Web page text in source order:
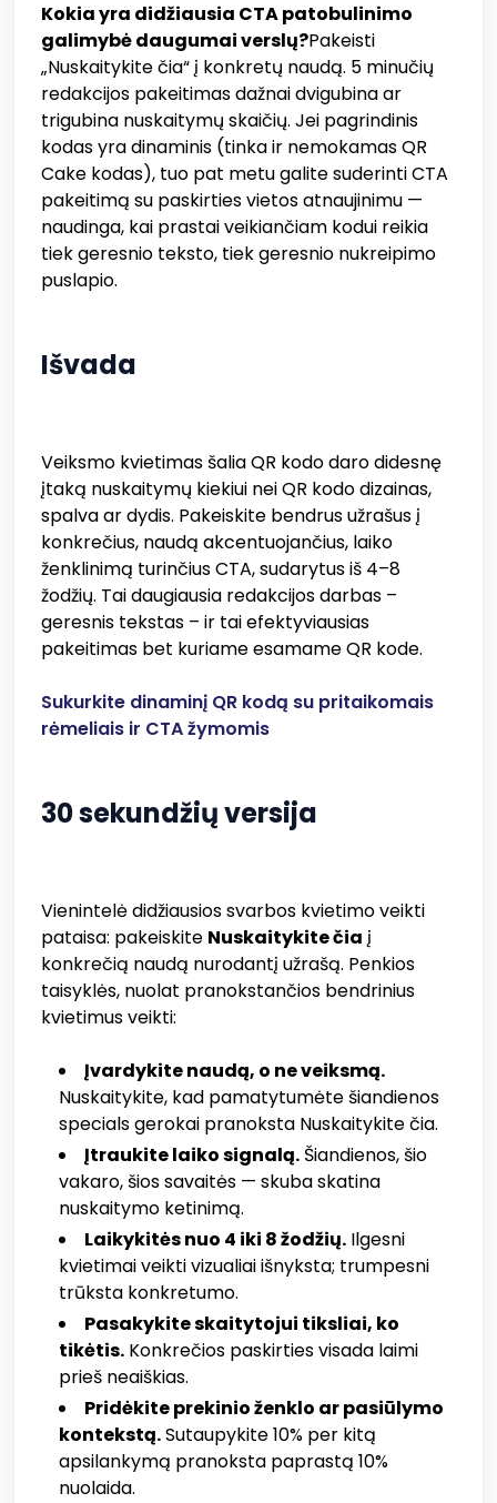
Kokia yra didžiausia CTA patobulinimo
galimybė daugumai verslų?Pakeisti
„Nuskaitykite čia“ į konkretų naudą. 5 minučių
redakcijos pakeitimas dažnai dvigubina ar
trigubina nuskaitymų skaičių. Jei pagrindinis
kodas yra dinaminis (tinka ir nemokamas QR
Cake kodas), tuo pat metu galite suderinti CTA
pakeitimą su paskirties vietos atnaujinimu —
naudinga, kai prastai veikiančiam kodui reikia
tiek geresnio teksto, tiek geresnio nukreipimo
puslapio.
Išvada
Veiksmo kvietimas šalia QR kodo daro didesnę
įtaką nuskaitymų kiekiui nei QR kodo dizainas,
spalva ar dydis. Pakeiskite bendrus užrašus į
konkrečius, naudą akcentuojančius, laiko
ženklinimą turinčius CTA, sudarytus iš 4–8
žodžių. Tai daugiausia redakcijos darbas –
geresnis tekstas – ir tai efektyviausias
pakeitimas bet kuriame esamame QR kode.
Sukurkite dinaminį QR kodą su pritaikomais
rėmeliais ir CTA žymomis
30 sekundžių versija
Vienintelė didžiausios svarbos kvietimo veikti
pataisa: pakeiskite Nuskaitykite čia į
konkrečią naudą nurodantį užrašą. Penkios
taisyklės, nuolat pranokstančios bendrinius
kvietimus veikti:
Įvardykite naudą, o ne veiksmą.
Nuskaitykite, kad pamatytumėte šiandienos
specials gerokai pranoksta Nuskaitykite čia.
Įtraukite laiko signalą. Šiandienos, šio
vakaro, šios savaitės — skuba skatina
nuskaitymo ketinimą.
Laikykitės nuo 4 iki 8 žodžių. Ilgesni
kvietimai veikti vizualiai išnyksta; trumpesni
trūksta konkretumo.
Pasakykite skaitytojui tiksliai, ko
tikėtis. Konkrečios paskirties visada laimi
prieš neaiškias.
Pridėkite prekinio ženklo ar pasiūlymo
kontekstą.Sutaupykite 10% per kitą
apsilankymą pranoksta paprastą 10%
nuolaida.